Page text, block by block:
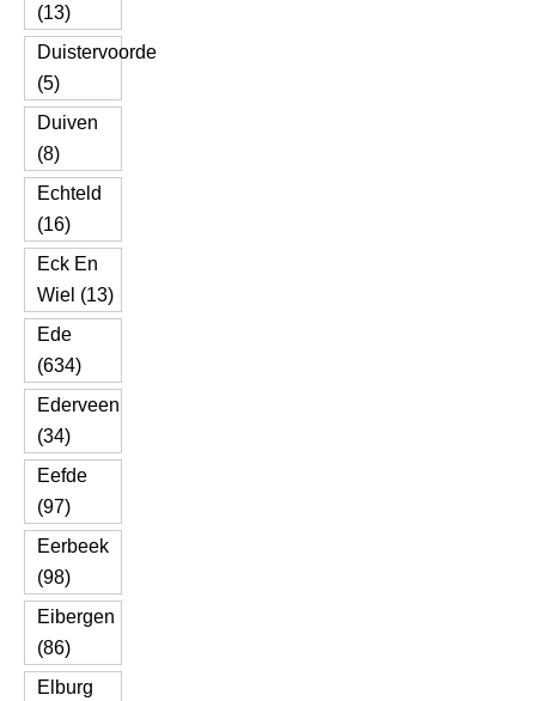
(13)
Duistervoorde
(5)
Duiven
(8)
Echteld
(16)
Eck En
Wiel (13)
Ede
(634)
Ederveen
(34)
Eefde
(97)
Eerbeek
(98)
Eibergen
(86)
Elburg